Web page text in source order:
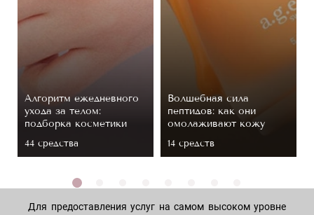
Алгоритм ежедневного
ухода за телом:
подборка косметики
44 средствa
Волшебная сила
пептидов: как они
омолаживают кожу
14 средств
Для предоставления услуг на самом высоком уровне